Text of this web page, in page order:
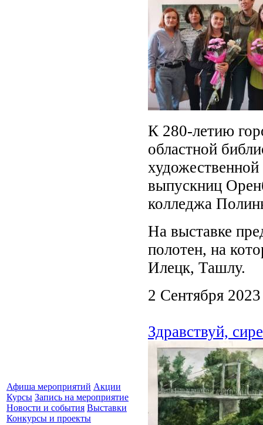
Афиша мероприятий Акции
Курсы Запись на мероприятие
Новости и события Выставки
Конкурсы и проекты
К 280-летию
областной
выпускниц
колледжа
На выставке
полотен, на
Илецк, Ташлу.
2 Сентября 2023
Здравствуй,